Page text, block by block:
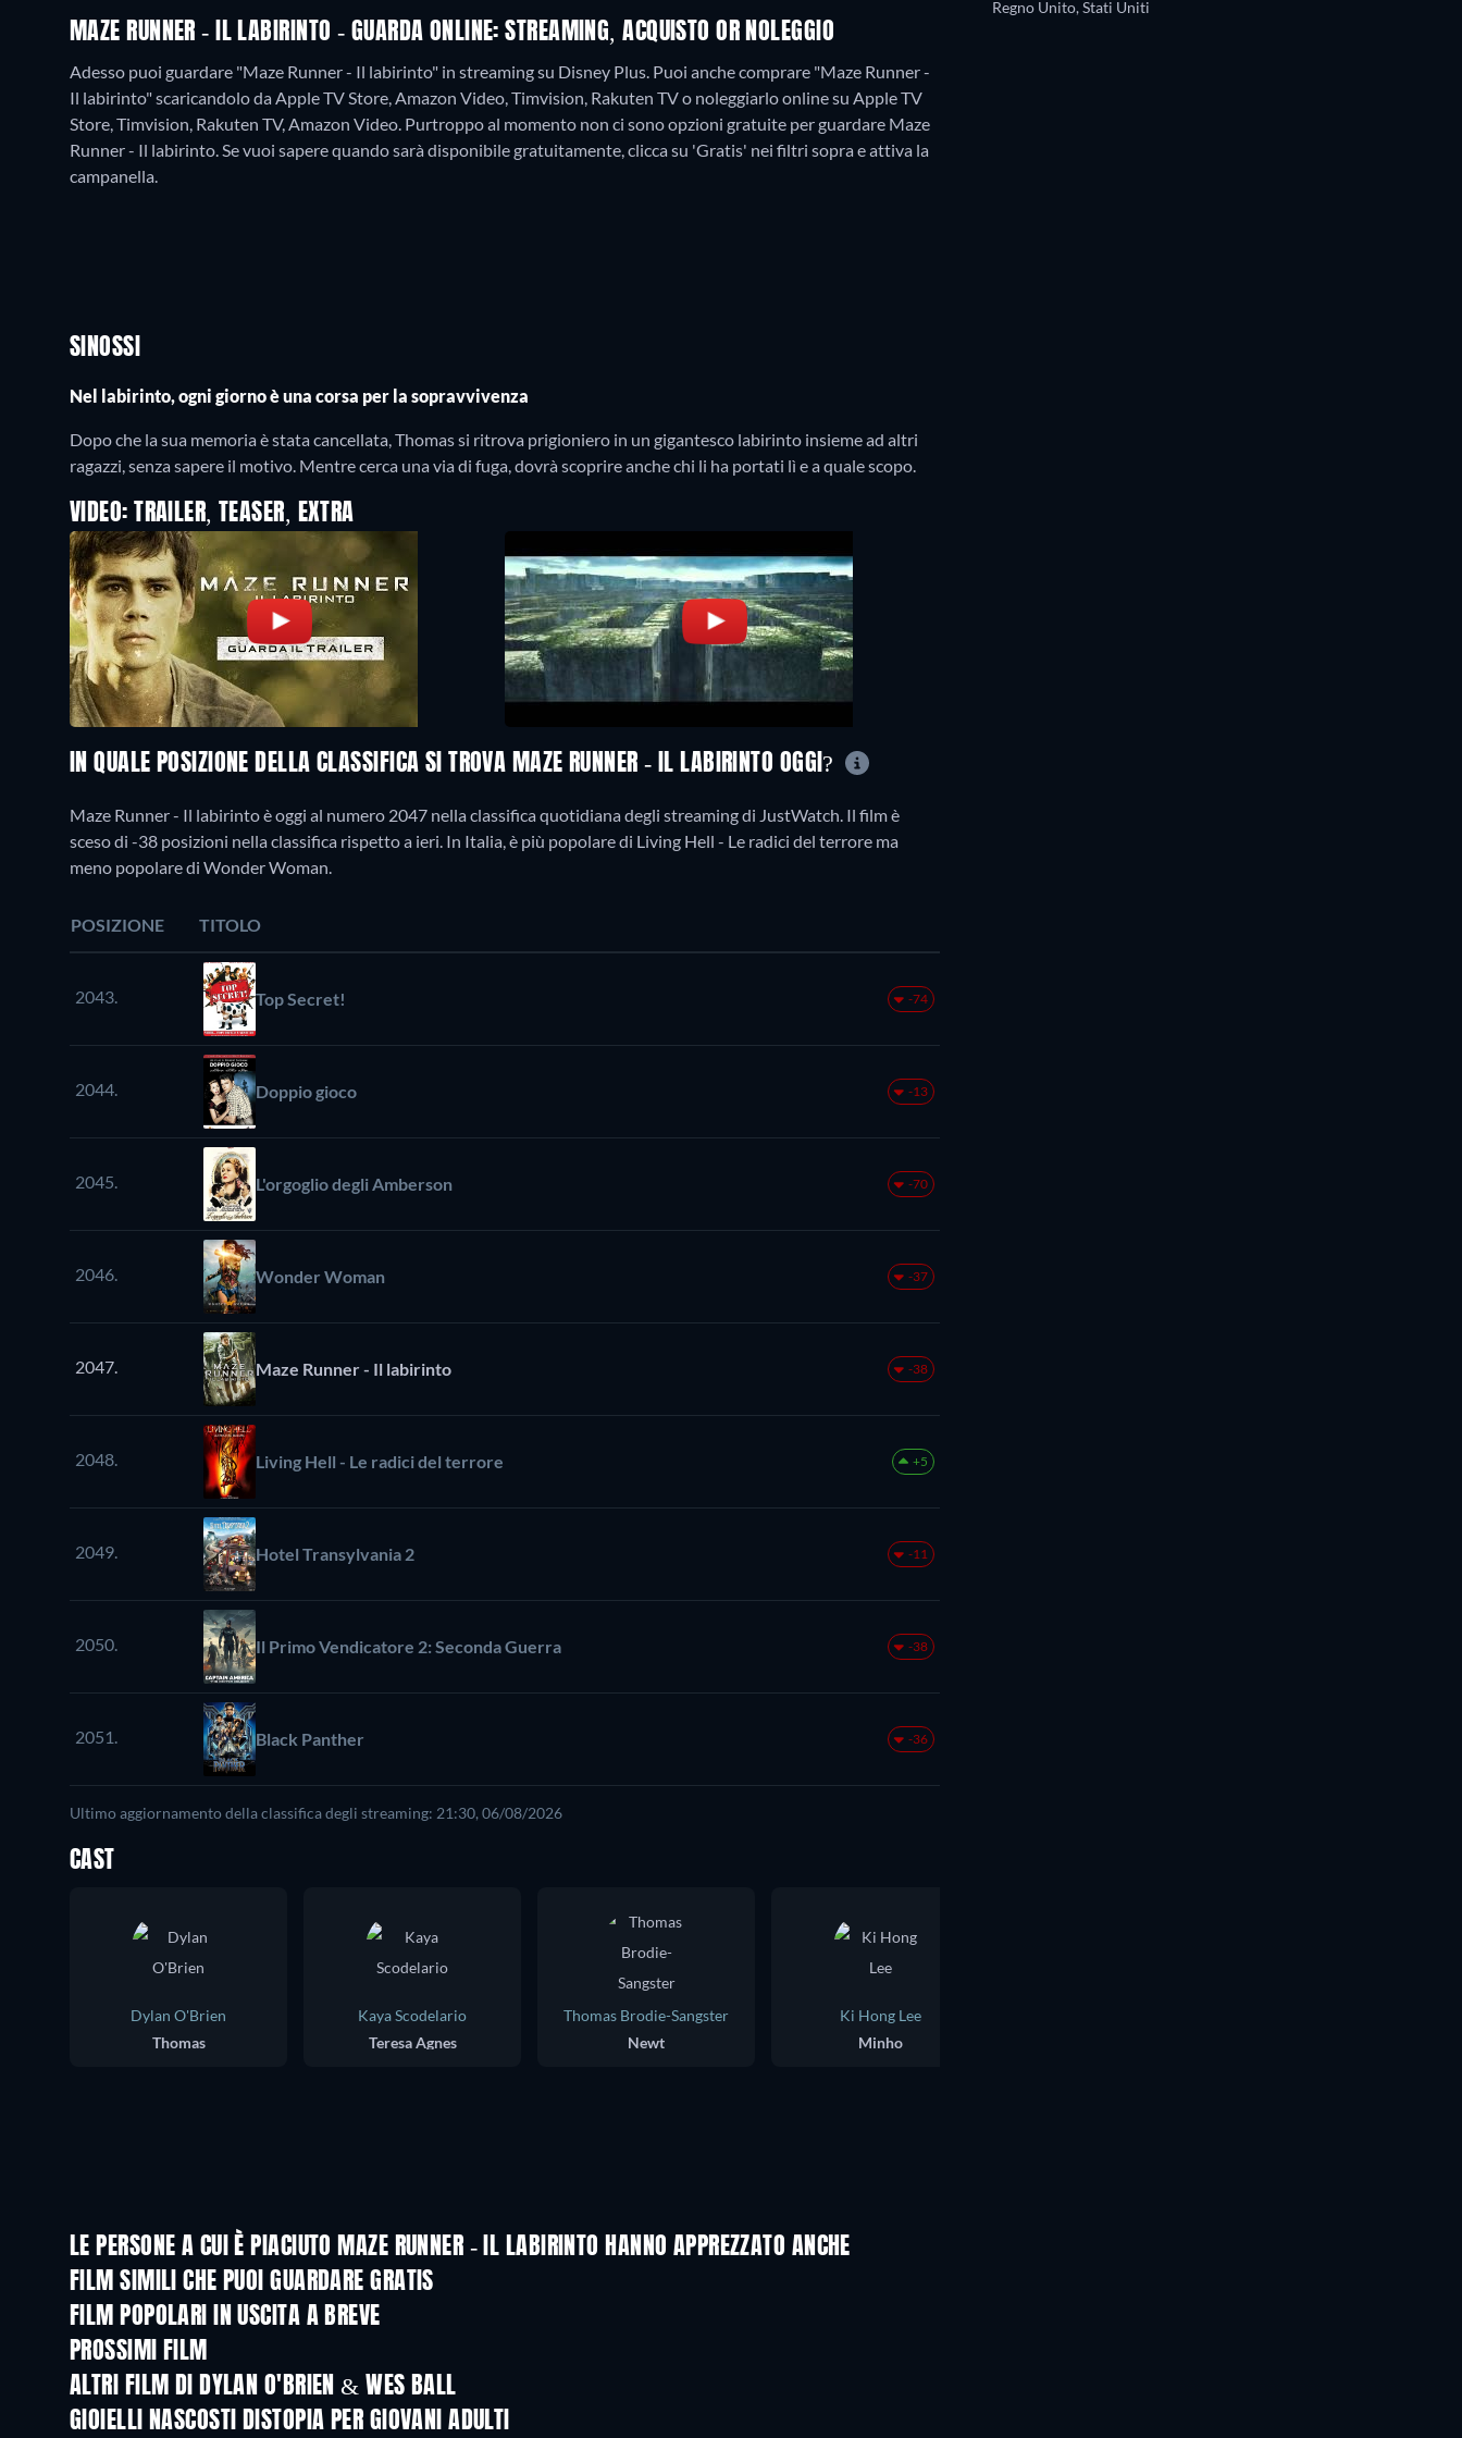
MAZE RUNNER - IL LABIRINTO - GUARDA ONLINE: STREAMING, ACQUISTO OR NOLEGGIO
Adesso puoi guardare "Maze Runner - Il labirinto" in streaming su Disney Plus. Puoi anche comprare "Maze Runner -
Il labirinto" scaricandolo da Apple TV Store, Amazon Video, Timvision, Rakuten TV o noleggiarlo online su Apple TV
Store, Timvision, Rakuten TV, Amazon Video. Purtroppo al momento non ci sono opzioni gratuite per guardare Maze
Runner - Il labirinto. Se vuoi sapere quando sarà disponibile gratuitamente, clicca su 'Gratis' nei filtri sopra e attiva la
campanella.
SINOSSI
Nel labirinto, ogni giorno è una corsa per la sopravvivenza
Dopo che la sua memoria è stata cancellata, Thomas si ritrova prigioniero in un gigantesco labirinto insieme ad altri
ragazzi, senza sapere il motivo. Mentre cerca una via di fuga, dovrà scoprire anche chi li ha portati lì e a quale scopo.
VIDEO: TRAILER, TEASER, EXTRA
Regno Unito, Stati Uniti
IN QUALE POSIZIONE DELLA CLASSIFICA SI TROVA MAZE RUNNER - IL LABIRINTO OGGI?
Maze Runner - Il labirinto è oggi al numero 2047 nella classifica quotidiana degli streaming di JustWatch. Il film è
sceso di -38 posizioni nella classifica rispetto a ieri. In Italia, è più popolare di Living Hell - Le radici del terrore ma
meno popolare di Wonder Woman.
POSIZIONE TITOLO
2043. Top Secret! -74
2044. Doppio gioco -13
2045. L'orgoglio degli Amberson -70
2046. Wonder Woman -37
2047. Maze Runner - Il labirinto -38
2048. Living Hell - Le radici del terrore +5
2049. Hotel Transylvania 2 -11
2050. Il Primo Vendicatore 2: Seconda Guerra -38
2051. Black Panther -36
Ultimo aggiornamento della classifica degli streaming: 21:30, 06/08/2026
CAST
Dylan O'Brien
Thomas
Kaya Scodelario
Teresa Agnes
Thomas Brodie-Sangster
Newt
Ki Hong Lee
Minho
LE PERSONE A CUI È PIACIUTO MAZE RUNNER - IL LABIRINTO HANNO APPREZZATO ANCHE
FILM SIMILI CHE PUOI GUARDARE GRATIS
FILM POPOLARI IN USCITA A BREVE
PROSSIMI FILM
ALTRI FILM DI DYLAN O'BRIEN & WES BALL
GIOIELLI NASCOSTI DISTOPIA PER GIOVANI ADULTI